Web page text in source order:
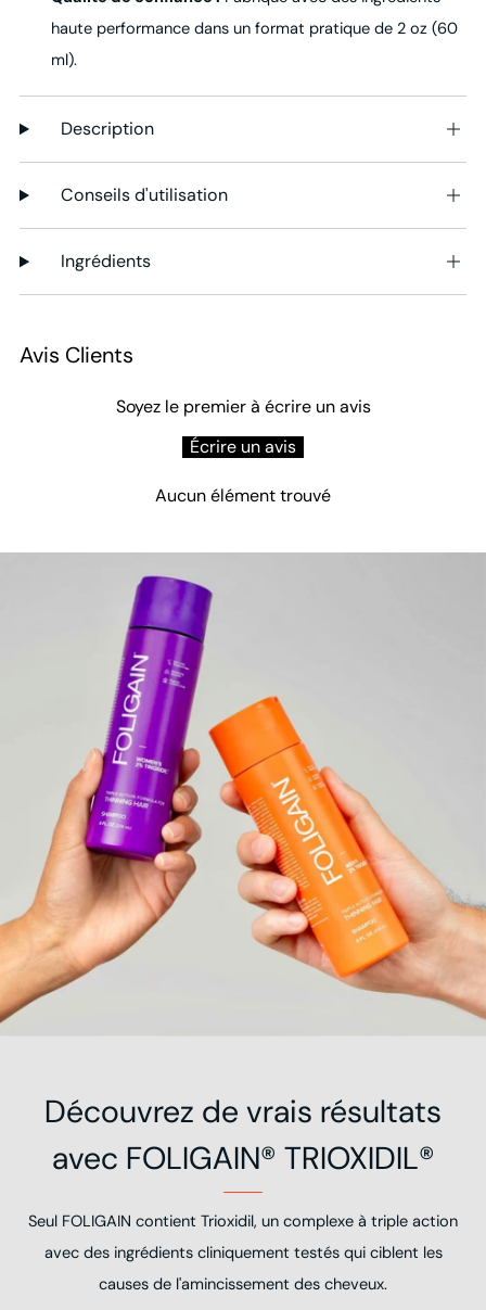
haute performance dans un format pratique de 2 oz (60
ml).
Description
Conseils d'utilisation
Ingrédients
Avis Clients
Soyez le premier à écrire un avis
Écrire un avis
Aucun élément trouvé
Découvrez de vrais résultats
avec FOLIGAIN® TRIOXIDIL®
Seul FOLIGAIN contient Trioxidil, un complexe à triple action
avec des ingrédients cliniquement testés qui ciblent les
causes de l'amincissement des cheveux.